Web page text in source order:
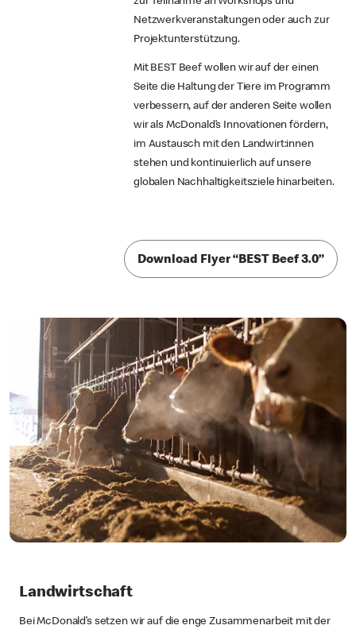
Netzwerkveranstaltungen oder auch zur
Projektunterstützung.
Mit BEST Beef wollen wir auf der einen
Seite die Haltung der Tiere im Programm
verbessern, auf der anderen Seite wollen
wir als McDonald’s Innovationen fördern,
im Austausch mit den Landwirt:innen
stehen und kontinuierlich auf unsere
globalen Nachhaltigkeitsziele hinarbeiten.
Download Flyer “BEST Beef 3.0”
Landwirtschaft
Bei McDonald’s setzen wir auf die enge Zusammenarbeit mit der